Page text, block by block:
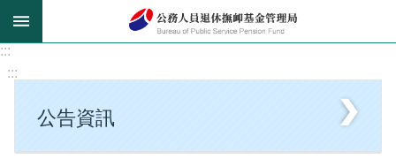
跳到主要內容區塊
:::
:::
公告資訊